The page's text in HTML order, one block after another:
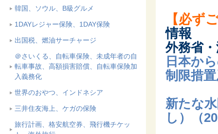
韓国、ソウル、B級グルメ
1DAYレジャー保険、1DAY保険
出国税、燃油サーチャージ
＠さいくる、自転車保険、未成年者の自
転車事故、高額損害賠償、自転車保険加
入義務化
世界のおやつ、インドネシア
三井住友海上、ケガの保険
旅行計画、格安航空券、飛行機チケッ
【必ず
情報
外務省
日本か
制限措
新たな
し）（